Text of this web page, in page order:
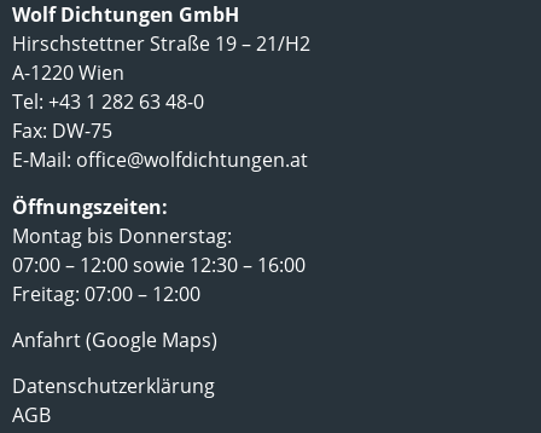
Wolf Dichtungen GmbH
Hirschstettner Straße 19 – 21/H2
A-1220 Wien
Tel: +43 1 282 63 48-0
Fax: DW-75
E-Mail: office@wolfdichtungen.at
Öffnungszeiten:
Montag bis Donnerstag:
07:00 – 12:00 sowie 12:30 – 16:00
Freitag: 07:00 – 12:00
Anfahrt (Google Maps)
Datenschutzerklärung
AGB